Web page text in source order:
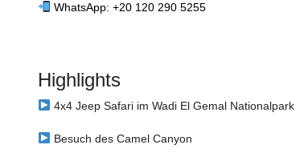
WhatsApp: +20 120 290 5255
Highlights
4x4 Jeep Safari im Wadi El Gemal Nationalpark
Besuch des Camel Canyon